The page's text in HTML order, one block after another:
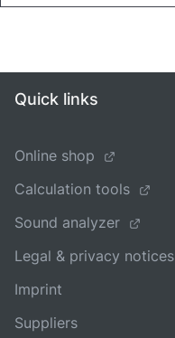
Quick links
Online shop
Calculation tools
Sound analyzer
Legal & privacy notices
Imprint
Suppliers